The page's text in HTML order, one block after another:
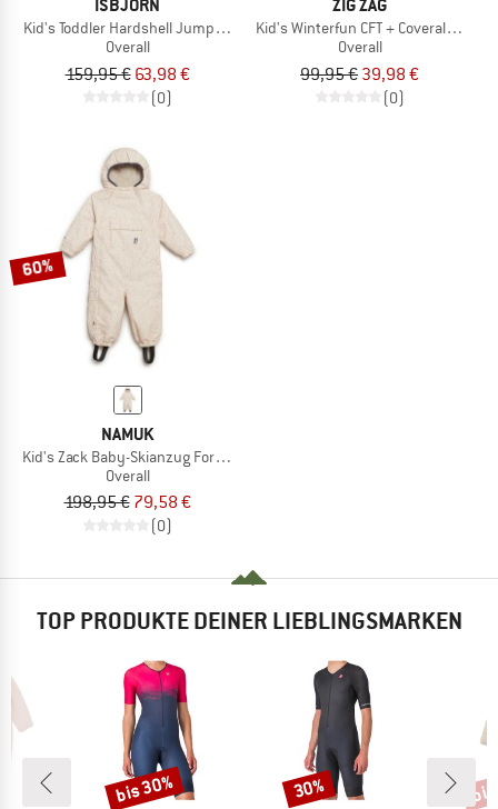
ISBJÖRN
Kid's Toddler Hardshell Jumpsuit
Overall
159,95 € 63,98 €
(0)
ZIG ZAG
Kid's Winterfun CFT + Coverall W-Pro
Overall
99,95 € 39,98 €
(0)
60%
NAMUK
Kid's Zack Baby-Skianzug Forest
Overall
198,95 € 79,58 €
(0)
TOP PRODUKTE DEINER LIEBLINGSMARKEN
Rabatt
bis 30% Rabatt
30%